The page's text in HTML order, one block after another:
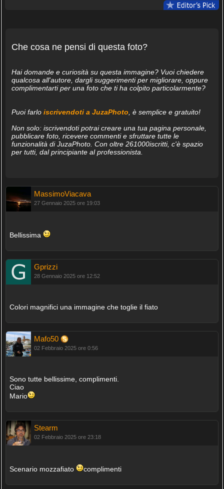
Che cosa ne pensi di questa foto?
Hai domande e curiosità su questa immagine? Vuoi chiedere
qualcosa all'autore, dargli suggerimenti per migliorare, oppure
complimentarti per una foto che ti ha colpito particolarmente?
Puoi farlo iscrivendoti a JuzaPhoto, è semplice e gratuito!
Non solo: iscrivendoti potrai creare una tua pagina personale,
pubblicare foto, ricevere commenti e sfruttare tutte le
funzionalità di JuzaPhoto. Con oltre 261000iscritti, c'è spazio
per tutti, dal principiante al professionista.
MassimoViacava
27 Gennaio 2025 ore 19:03
Bellissima
Gprizzi
28 Gennaio 2025 ore 12:52
Colori magnifici una immagine che toglie il fiato
Mafo50
02 Febbraio 2025 ore 0:56
Sono tutte bellissime, complimenti.
Ciao
Mario
Stearm
02 Febbraio 2025 ore 23:18
Scenario mozzafiato complimenti